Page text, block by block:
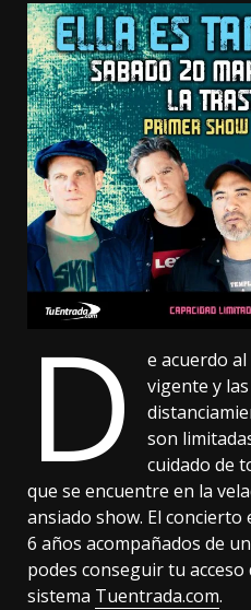
D
e acuerdo
vigente y
son
cuidado de
que se encuentre en la
ansiado show. El
6 años acompañados de
podes conseguir tu
sistema Tuentrada.com.